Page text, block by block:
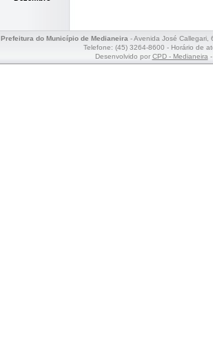
Prefeitura do Município de Medianeira- Avenida José Callegari,
Telefone: (45) 3264-8600 - Horário de
Desenvolvido por CPD - Medianeira-